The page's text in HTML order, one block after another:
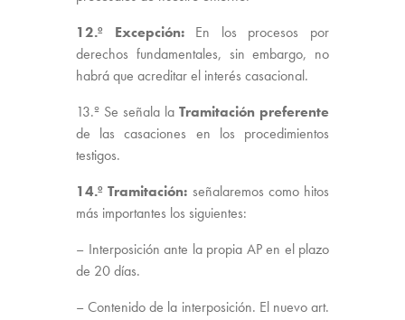
12.º Excepción:En los procesos por
derechos fundamentales, sin embargo, no
habrá que acreditar el interés casacional.
13.º Se señala la Tramitación preferente
de las casaciones en los procedimientos
testigos.
14.º Tramitación: señalaremos como hitos
más importantes los siguientes:
– Interposición ante la propia AP en el plazo
de 20 días.
– Contenido de la interposición. El nuevo art.